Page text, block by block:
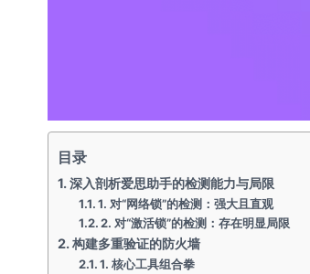
目录
深入剖析爱思助手的检测能力与局限
1. 对“网络锁”的检测：强大且直观
2. 对“激活锁”的检测：存在明显局限
构建多重验证的防火墙
1. 核心工具组合拳